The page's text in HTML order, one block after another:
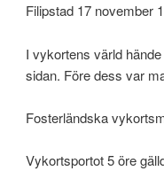
Filipstad 17 november
I vykortens värld
sidan. Före dess var
Fosterländska
Vykortsportot 5 öre